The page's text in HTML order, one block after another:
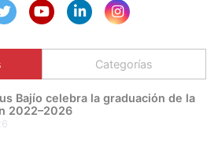
Categorías
Bajío celebra la graduación de la
2022–2026